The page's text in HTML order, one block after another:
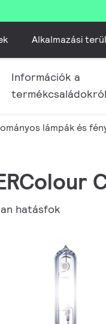
Alkalmazási
Információk a
termékcsaládokról
lámpák és
hatásfok